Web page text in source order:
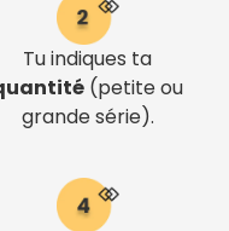
Tu indiques ta
(petite ou
grande série).